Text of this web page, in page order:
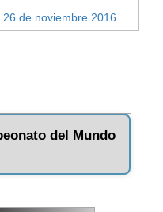
26 de noviembre 2016
del Mundo